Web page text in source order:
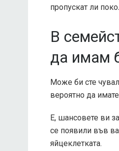
пропускат ли
В
да имам
Може би сте
вероятно да
Е, шансовете ви
се появили във
яйцеклетката.